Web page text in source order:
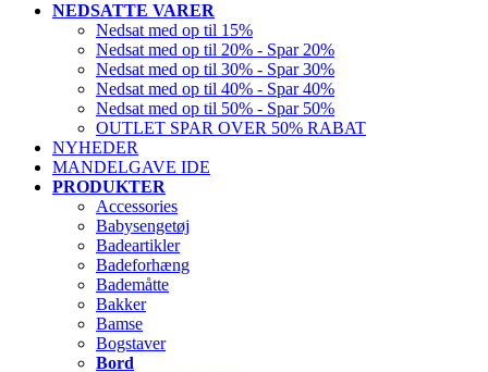
NEDSATTE VARER
Nedsat med op til 15%
Nedsat med op til 20% - Spar 20%
Nedsat med op til 30% - Spar 30%
Nedsat med op til 40% - Spar 40%
Nedsat med op til 50% - Spar 50%
OUTLET SPAR OVER 50% RABAT
NYHEDER
MANDELGAVE IDE
PRODUKTER
Accessories
Babysengetøj
Badeartikler
Badeforhæng
Bademåtte
Bakker
Bamse
Bogstaver
Bord